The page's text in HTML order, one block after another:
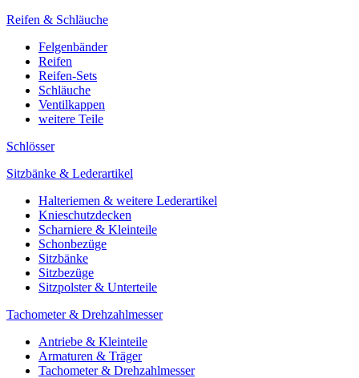
Reifen & Schläuche
Felgenbänder
Reifen
Reifen-Sets
Schläuche
Ventilkappen
weitere Teile
Schlösser
Sitzbänke & Lederartikel
Halteriemen & weitere Lederartikel
Knieschutzdecken
Scharniere & Kleinteile
Schonbezüge
Sitzbänke
Sitzbezüge
Sitzpolster & Unterteile
Tachometer & Drehzahlmesser
Antriebe & Kleinteile
Armaturen & Träger
Tachometer & Drehzahlmesser